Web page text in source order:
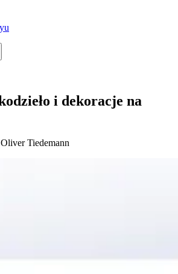
i dekoracje na
Tiedemann